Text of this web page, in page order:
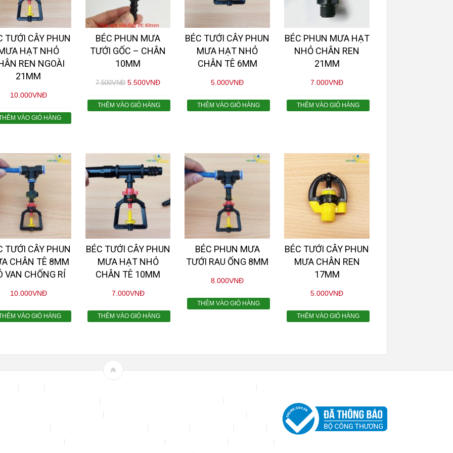
TƯỚI CÂY PHUN
HẠT NHỎ
REN NGOÀI
21MM
10.000VNĐ
VÀO GIỎ HÀNG
BÉC PHUN MƯA
TƯỚI GỐC – CHÂN
10MM
7.500VNĐ 5.500VNĐ
THÊM VÀO GIỎ HÀNG
BÉC TƯỚI CÂY PHUN
MƯA HẠT NHỎ
CHÂN TÊ 6MM
5.000VNĐ
THÊM VÀO GIỎ HÀNG
BÉC PHUN MƯA HẠT
NHỎ CHÂN REN
21MM
7.000VNĐ
THÊM VÀO GIỎ HÀNG
TƯỚI CÂY PHUN
CHÂN TÊ 8MM
VAN CHỐNG RỈ
10.000VNĐ
VÀO GIỎ HÀNG
BÉC TƯỚI CÂY PHUN
MƯA HẠT NHỎ
CHÂN TÊ 10MM
7.000VNĐ
THÊM VÀO GIỎ HÀNG
BÉC PHUN MƯA
TƯỚI RAU ỐNG 8MM
8.000VNĐ
THÊM VÀO GIỎ HÀNG
BÉC TƯỚI CÂY PHUN
MƯA CHÂN REN
17MM
5.000VNĐ
THÊM VÀO GIỎ HÀNG